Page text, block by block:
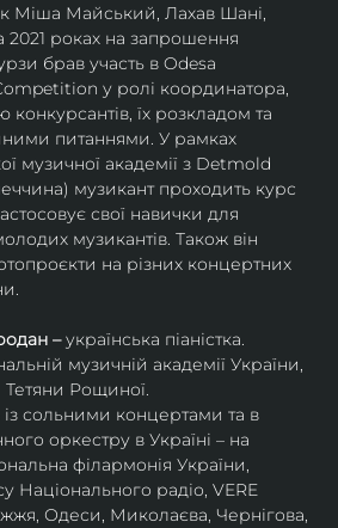
Міша Майський, Лахав Шані,
2021 роках на запрошення
брав участь в Odesa
у ролі координатора,
конкурсантів, їх розкладом та
питаннями. У рамках
музичної академії з Detmold
музикант проходить курс
свої навички для
музикантів. Також він
на різних концертних
– українська піаністка.
музичній академії України,
Рощиної.
із сольними концертами та в
оркестру в Україні – на
філармонія України,
Національного радіо, VERE
Одеси, Миколаєва, Чернігова,